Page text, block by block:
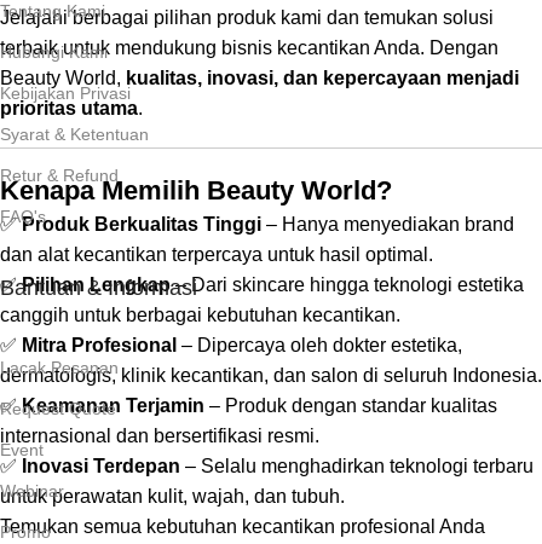
Jelajahi berbagai pilihan produk kami dan temukan solusi
terbaik untuk mendukung bisnis kecantikan Anda. Dengan
Beauty World, kualitas, inovasi, dan kepercayaan menjadi
prioritas utama.
Kenapa Memilih Beauty World?
✅Produk Berkualitas Tinggi – Hanya menyediakan brand
dan alat kecantikan terpercaya untuk hasil optimal.
✅Pilihan Lengkap– Dari skincare hingga teknologi estetika
canggih untuk berbagai kebutuhan kecantikan.
✅ Mitra Profesional – Dipercaya oleh dokter estetika,
dermatologis, klinik kecantikan, dan salon di seluruh Indonesia.
✅Keamanan Terjamin – Produk dengan standar kualitas
internasional dan bersertifikasi resmi.
✅ Inovasi Terdepan – Selalu menghadirkan teknologi terbaru
untuk perawatan kulit, wajah, dan tubuh.
Temukan semua kebutuhan kecantikan profesional Anda
Tentang Kami
Hubungi Kami
Kebijakan Privasi
Syarat & Ketentuan
Retur & Refund
FAQ's
Bantuan & Informasi
Lacak Pesanan
Request Quote
Event
Webinar
Promo